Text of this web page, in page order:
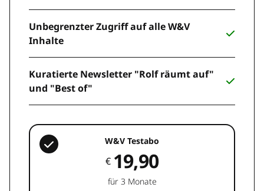
Unbegrenzter Zugriff auf alle W&V
Inhalte
Kuratierte Newsletter "Rolf räumt auf"
und "Best of"
W&V Testabo
€ 19,90
für 3 Monate